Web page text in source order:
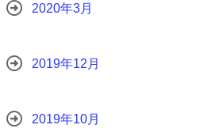
2020年3月
2019年12月
2019年10月